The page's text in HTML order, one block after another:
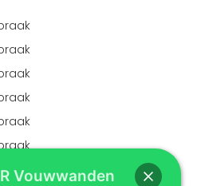
Vouwwanden